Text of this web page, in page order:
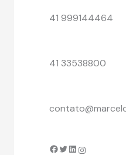
41 999144464
41 33538800